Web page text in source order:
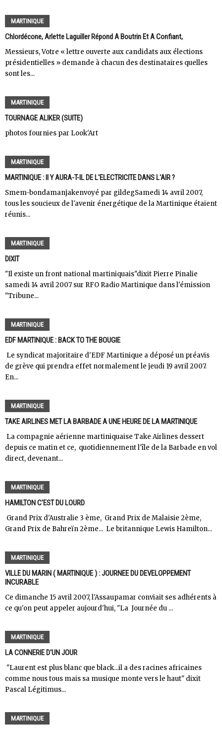
MARTINIQUE
Chlordécone, Arlette Laguiller Répond A Boutrin Et A Confiant,
Messieurs, Votre « lettre ouverte aux candidats aux élections
présidentielles » demande à chacun des destinataires quelles
sont les...
MARTINIQUE
TOURNAGE ALIKER (SUITE)
photos fournies par Look'Art
MARTINIQUE
MARTINIQUE : Il Y AURA-T-IL DE L'ELECTRICITE DANS L'AIR ?
Smem-bondamanjakenvoyé par gildegSamedi 14 avril 2007,
tous les soucieux de l'avenir énergétique de la Martinique étaient
réunis...
MARTINIQUE
DIXIT
"Il existe un front national martiniquais"dixit Pierre Pinalie
samedi 14 avril 2007 sur RFO Radio Martinique dans l'émission
"Tribune...
MARTINIQUE
EDF MARTINIQUE : BACK TO THE BOUGIE
Le syndicat majoritaire d'EDF Martinique a déposé un préavis
de grève qui prendra effet normalement le jeudi 19 avril 2007.
En...
MARTINIQUE
TAKE AIRLINES MET LA BARBADE A UNE HEURE DE LA MARTINIQUE
La compagnie aérienne martiniquaise Take Airlines dessert
depuis ce matin et ce, quotidiennement l'île de la Barbade en vol
direct, devenant...
MARTINIQUE
HAMILTON C'EST DU LOURD
Grand Prix d'Australie 3 ème, Grand Prix de Malaisie 2ème,
Grand Prix de Bahreïn 2ème... Le britannique Lewis Hamilton...
MARTINIQUE
VILLE DU MARIN ( MARTINIQUE ) : JOURNEE DU DEVELOPPEMENT
INCURABLE
Ce dimanche 15 avril 2007, l'Assaupamar conviait ses adhérents à
ce qu'on peut appeler aujourd'hui, "La Journée du ...
MARTINIQUE
LA CONNERIE D'UN JOUR
"Laurent est plus blanc que black...il a des racines africaines
comme nous tous mais sa musique monte vers le haut" dixit
Pascal Légitimus...
MARTINIQUE